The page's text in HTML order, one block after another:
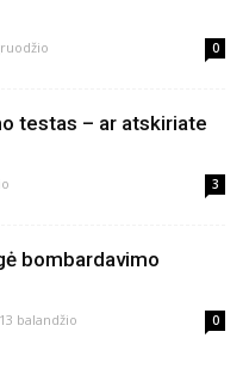
0
testas – ar atskiriate
3
bombardavimo
balandžio 0